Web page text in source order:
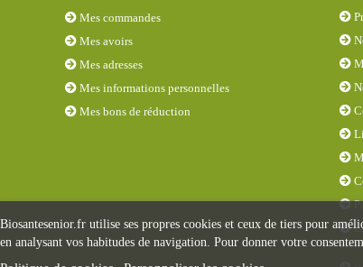
Mes commandes
Mes avoirs
Mes adresses
Mes informations personnelles
Mes bons de réduction
Biosantesenior.fr utilise ses propres cookies et ceux de tiers pour
en analysant vos habitudes de navigation. Pour donner votre